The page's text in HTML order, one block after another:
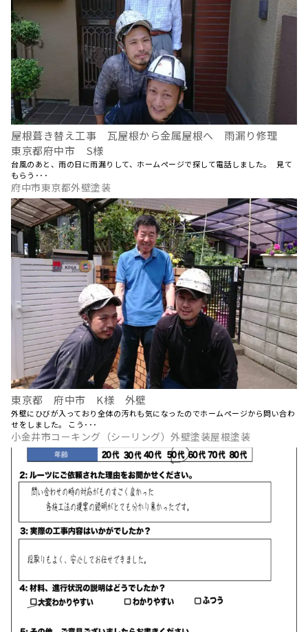
屋根葺き替え工事 瓦屋根から金属屋根へ 雨漏り修理
東京都府中市 S様
台風のあと、雨の日に雨漏りして、ホームページで探して電話しました。 見て
もらう･･･
府中市東京都外壁塗装
東京都 府中市 K様 外壁
外壁にひびが入っており全体の汚れも気になったのでホームページから問い合わ
せをしました。 こう･･･
小金井市コーキング（シーリング）外壁塗装屋根塗装